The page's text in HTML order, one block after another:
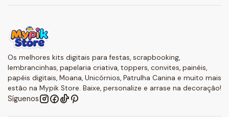
Os melhores kits digitais para festas, scrapbooking,
lembrancinhas, papelaria criativa, toppers, convites, painéis,
papéis digitais, Moana, Unicórnios, Patrulha Canina e muito mais
estão na Mypik Store. Baixe, personalize e arrase na decoração!
Síguenos